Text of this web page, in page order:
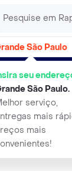
São Paulo
seu
São Paulo.
serviço,
mais
mais
grátis por 15 dias!
Novosolo